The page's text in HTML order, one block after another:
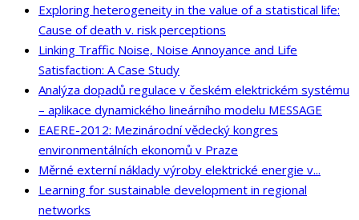
Exploring heterogeneity in the value of a statistical life:
Cause of death v. risk perceptions
Linking Traffic Noise, Noise Annoyance and Life
Satisfaction: A Case Study
Analýza dopadů regulace v českém elektrickém systému
– aplikace dynamického lineárního modelu MESSAGE
EAERE-2012: Mezinárodní vědecký kongres
environmentálních ekonomů v Praze
Měrné externí náklady výroby elektrické energie v...
Learning for sustainable development in regional
networks